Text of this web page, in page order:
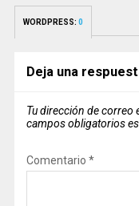
WORDPRESS: 0
Deja una
Tu dirección de correo
campos obligatorios
Comentario *